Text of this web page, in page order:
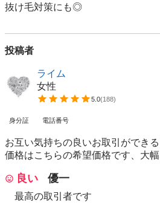
抜け毛対策にも◎
投稿者
ライム
女性
5.0(188)
身分証 電話番号
お互い気持ちの良いお取引ができ
価格はこちらの希望価格です、大
良い 優一
最高の取引者です